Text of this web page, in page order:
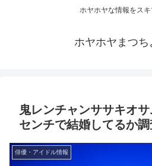
ホヤホヤな情報をスキ
ホヤホヤまつ
鬼レンチャンササキオ
センチで結婚してるか調
俳優・アイドル情報